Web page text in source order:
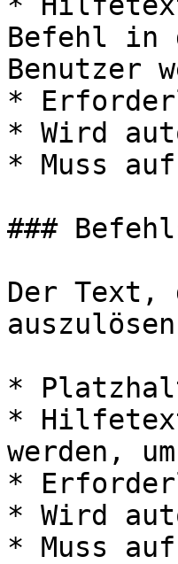
Befehl in
Benutzer
*
* Wird
* Muss
###
Der Text,
*
*
werden,
*
* Wird
* Muss